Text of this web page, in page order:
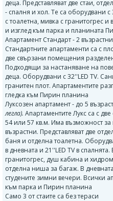
деца. Представляват две стаи,
- спалня и хол. Те са оборудвани
с тоалетна, мивка с гранитогрес
и изглед към парка и планината
Апартамент Стандарт - 2
Стандартните апартаменти са с
две свързани помещения
Подходящи за настаняване на
деца. Оборудвани с 32''LED TV.
гранитен плот. Апартаментите
гледка към Пирин планина
Луксозен апартамент - до 5
легла). Апартаментите Лукс са с
54 или 57 кв.м. Има възможност
възрастни. Представляват две
баня и отделна тоалетна.
в дневната и 21''LED TV в
гранитогрес, душ кабина и
отделна ниша за багаж. В
студените зимни вечери. Всички
към парка и Пирин планина
Само 3 от стаите са без тераси